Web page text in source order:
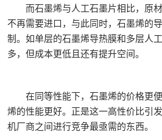
而石墨烯与人工石墨片相比，原材
不再需要进口，与此同时，石墨烯的
制。如单层的石墨烯导热膜和多层人
多，但成本更低且还有提升空间。
在同等性能下，石墨烯的价格更便
烯的性能更好。正是这一高性价比引
机厂商之间进行竞争最亟需的东西。